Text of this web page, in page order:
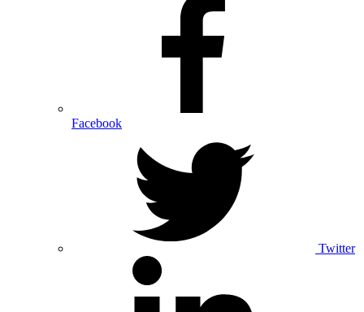
Facebook
Twitter